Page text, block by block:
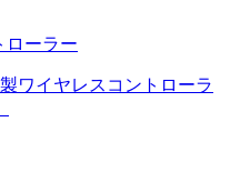
ローラー
ワイヤレスコントローラ